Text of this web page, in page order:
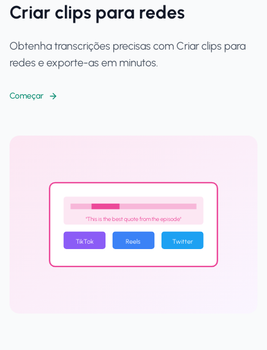
Criar clips para redes
Obtenha transcrições precisas com Criar clips para
redes e exporte-as em minutos.
Começar
"This is the best quote from the episode"
TikTok Reels Twitter